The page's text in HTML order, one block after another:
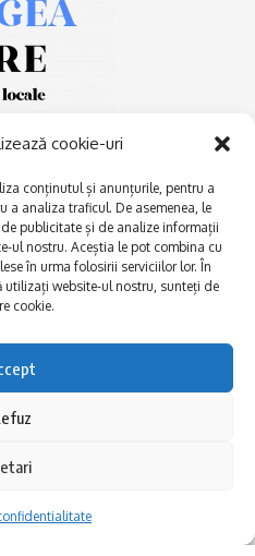
cookie-uri
conținutul și anunțurile, pentru a
a analiza traficul. De asemenea, le
publicitate și de analize informații
ul nostru. Aceștia le pot combina cu
în urma folosirii serviciilor lor. În
utilizați website-ul nostru, sunteți de
cookie.
Afaceri și meșteșuguri
Actualitate